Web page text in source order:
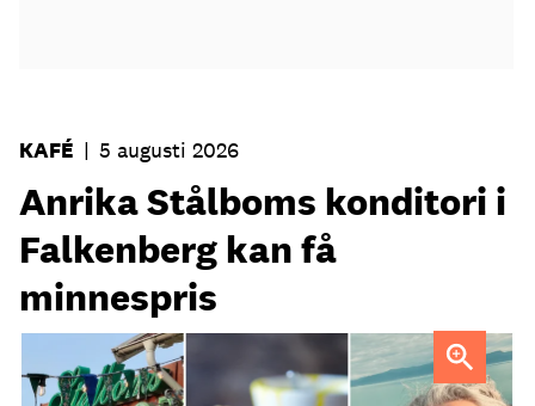
KAFÉ | 5 augusti 2026
Anrika Stålboms konditori i
Falkenberg kan få
minnespris
Heléne och Micael Stålbom